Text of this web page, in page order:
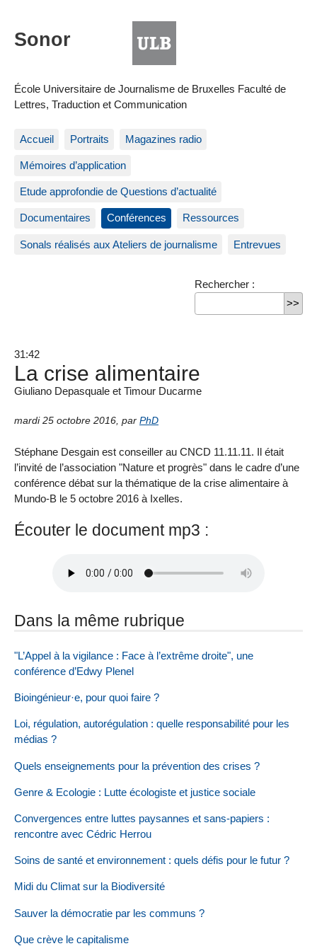
École Universitaire de Journalisme de Bruxelles Faculté de
Lettres, Traduction et Communication
Accueil Portraits Magazines radio
Mémoires d’application
Etude approfondie de Questions d’actualité
Documentaires Conférences Ressources
Sonals réalisés aux Ateliers de journalisme Entrevues
Rechercher :
31:42
La crise alimentaire
Giuliano Depasquale et Timour Ducarme
mardi 25 octobre 2016 par PhD
Stéphane Desgain est conseiller au CNCD 11.11.11. Il était
l’invité de l’association "Nature et progrès" dans le cadre d’une
conférence débat sur la thématique de la crise alimentaire à
Mundo-B le 5 octobre 2016 à Ixelles.
Écouter le document mp3 :
Dans la même rubrique
"L’Appel à la vigilance : Face à l’extrême droite", une
conférence d’Edwy Plenel
Bioingénieur·e, pour quoi faire ?
Loi, régulation, autorégulation : quelle responsabilité pour les
médias ?
Quels enseignements pour la prévention des crises ?
Genre & Ecologie : Lutte écologiste et justice sociale
Convergences entre luttes paysannes et sans-papiers :
rencontre avec Cédric Herrou
Soins de santé et environnement : quels défis pour le futur ?
Midi du Climat sur la Biodiversité
Sauver la démocratie par les communs ?
Que crève le capitalisme